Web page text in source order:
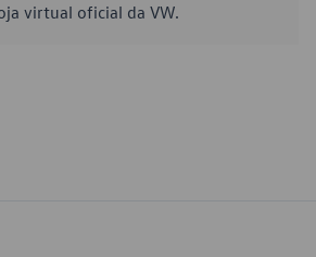
virtual oficial da VW.